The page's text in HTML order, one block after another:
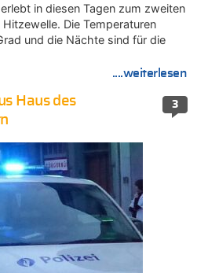
in diesen Tagen zum zweiten
Die Temperaturen
und die Nächte sind für die
....weiterlesen
3
Haus des